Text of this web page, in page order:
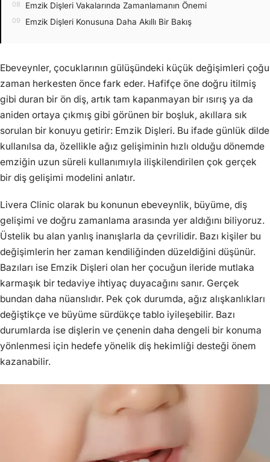
Emzik Dişleri Vakalarında Zamanlamanın Önemi
Emzik Dişleri Konusuna Daha Akıllı Bir Bakış
Ebeveynler, çocuklarının gülüşündeki küçük değişimleri çoğu
zaman herkesten önce fark eder. Hafifçe öne doğru itilmiş
gibi duran bir ön diş, artık tam kapanmayan bir ısırış ya da
aniden ortaya çıkmış gibi görünen bir boşluk, akıllara sık
sorulan bir konuyu getirir: Emzik Dişleri. Bu ifade günlük dilde
kullanılsa da, özellikle ağız gelişiminin hızlı olduğu dönemde
emziğin uzun süreli kullanımıyla ilişkilendirilen çok gerçek
bir diş gelişimi modelini anlatır.
Livera Clinic olarak bu konunun ebeveynlik, büyüme, diş
gelişimi ve doğru zamanlama arasında yer aldığını biliyoruz.
Üstelik bu alan yanlış inanışlarla da çevrilidir. Bazı kişiler bu
değişimlerin her zaman kendiliğinden düzeldiğini düşünür.
Bazıları ise Emzik Dişleri olan her çocuğun ileride mutlaka
karmaşık bir tedaviye ihtiyaç duyacağını sanır. Gerçek
bundan daha nüanslıdır. Pek çok durumda, ağız alışkanlıkları
değiştikçe ve büyüme sürdükçe tablo iyileşebilir. Bazı
durumlarda ise dişlerin ve çenenin daha dengeli bir konuma
yönlenmesi için hedefe yönelik diş hekimliği desteği önem
kazanabilir.